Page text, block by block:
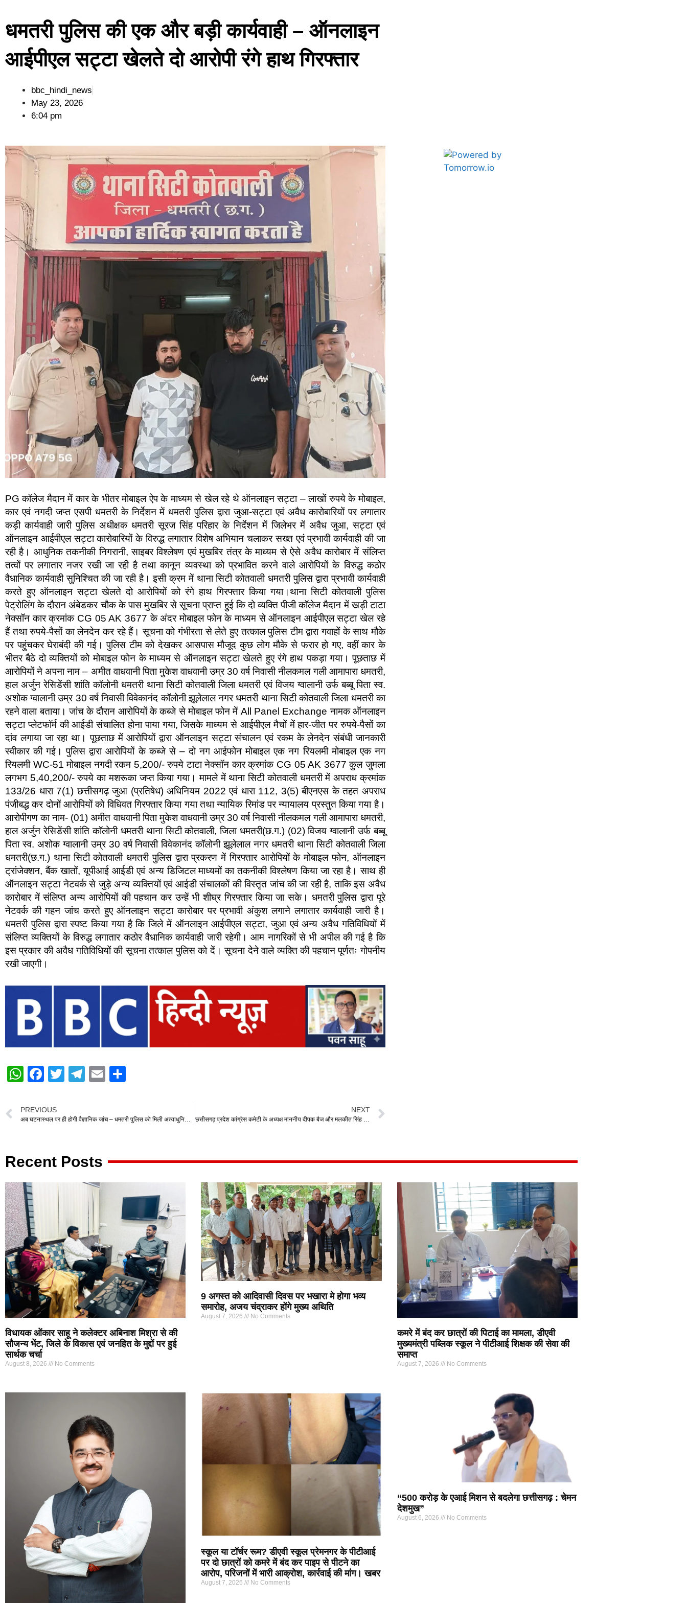
धमतरी पुलिस की एक और बड़ी कार्यवाही – ऑनलाइन
आईपीएल सट्टा खेलते दो आरोपी रंगे हाथ गिरफ्तार
bbc_hindi_news
May 23, 2026
6:04 pm
PG कॉलेज मैदान में कार के भीतर मोबाइल ऐप के माध्यम से खेल रहे थे ऑनलाइन सट्टा – लाखों रुपये के मोबाइल,
कार एवं नगदी जप्त एसपी धमतरी के निर्देशन में धमतरी पुलिस द्वारा जुआ-सट्टा एवं अवैध कारोबारियों पर लगातार
कड़ी कार्यवाही जारी पुलिस अधीक्षक धमतरी सूरज सिंह परिहार के निर्देशन में जिलेभर में अवैध जुआ, सट्टा एवं
ऑनलाइन आईपीएल सट्टा कारोबारियों के विरुद्ध लगातार विशेष अभियान चलाकर सख्त एवं प्रभावी कार्यवाही की जा
रही है। आधुनिक तकनीकी निगरानी, साइबर विश्लेषण एवं मुखबिर तंत्र के माध्यम से ऐसे अवैध कारोबार में संलिप्त
तत्वों पर लगातार नजर रखी जा रही है तथा कानून व्यवस्था को प्रभावित करने वाले आरोपियों के विरुद्ध कठोर
वैधानिक कार्यवाही सुनिश्चित की जा रही है। इसी क्रम में थाना सिटी कोतवाली धमतरी पुलिस द्वारा प्रभावी कार्यवाही
करते हुए ऑनलाइन सट्टा खेलते दो आरोपियों को रंगे हाथ गिरफ्तार किया गया।थाना सिटी कोतवाली पुलिस
पेट्रोलिंग के दौरान अंबेडकर चौक के पास मुखबिर से सूचना प्राप्त हुई कि दो व्यक्ति पीजी कॉलेज मैदान में खड़ी टाटा
नेक्सॉन कार क्रमांक CG 05 AK 3677 के अंदर मोबाइल फोन के माध्यम से ऑनलाइन आईपीएल सट्टा खेल रहे
हैं तथा रुपये-पैसों का लेनदेन कर रहे हैं। सूचना को गंभीरता से लेते हुए तत्काल पुलिस टीम द्वारा गवाहों के साथ मौके
पर पहुंचकर घेराबंदी की गई। पुलिस टीम को देखकर आसपास मौजूद कुछ लोग मौके से फरार हो गए, वहीं कार के
भीतर बैठे दो व्यक्तियों को मोबाइल फोन के माध्यम से ऑनलाइन सट्टा खेलते हुए रंगे हाथ पकड़ा गया। पूछताछ में
आरोपियों ने अपना नाम – अमीत वाधवानी पिता मुकेश वाधवानी उम्र 30 वर्ष निवासी नीलकमल गली आमापारा धमतरी,
हाल अर्जुन रेसिडेंसी शांति कॉलोनी धमतरी थाना सिटी कोतवाली जिला धमतरी एवं विजय ग्वालानी उर्फ बब्बू पिता स्व.
अशोक ग्वालानी उम्र 30 वर्ष निवासी विवेकानंद कॉलोनी झूलेलाल नगर धमतरी थाना सिटी कोतवाली जिला धमतरी का
रहने वाला बताया। जांच के दौरान आरोपियों के कब्जे से मोबाइल फोन में All Panel Exchange नामक ऑनलाइन
सट्टा प्लेटफॉर्म की आईडी संचालित होना पाया गया, जिसके माध्यम से आईपीएल मैचों में हार-जीत पर रुपये-पैसों का
दांव लगाया जा रहा था। पूछताछ में आरोपियों द्वारा ऑनलाइन सट्टा संचालन एवं रकम के लेनदेन संबंधी जानकारी
स्वीकार की गई। पुलिस द्वारा आरोपियों के कब्जे से – दो नग आईफोन मोबाइल एक नग रियलमी मोबाइल एक नग
रियलमी WC-51 मोबाइल नगदी रकम 5,200/- रुपये टाटा नेक्सॉन कार क्रमांक CG 05 AK 3677 कुल जुमला
लगभग 5,40,200/- रुपये का मशरूका जप्त किया गया। मामले में थाना सिटी कोतवाली धमतरी में अपराध क्रमांक
133/26 धारा 7(1) छत्तीसगढ़ जुआ (प्रतिषेध) अधिनियम 2022 एवं धारा 112, 3(5) बीएनएस के तहत अपराध
पंजीबद्ध कर दोनों आरोपियों को विधिवत गिरफ्तार किया गया तथा न्यायिक रिमांड पर न्यायालय प्रस्तुत किया गया है।
आरोपीगण का नाम- (01) अमीत वाधवानी पिता मुकेश वाधवानी उम्र 30 वर्ष निवासी नीलकमल गली आमापारा धमतरी,
हाल अर्जुन रेसिडेंसी शांति कॉलोनी धमतरी थाना सिटी कोतवाली, जिला धमतरी(छ.ग.) (02) विजय ग्वालानी उर्फ बब्बू
पिता स्व. अशोक ग्वालानी उम्र 30 वर्ष निवासी विवेकानंद कॉलोनी झूलेलाल नगर धमतरी थाना सिटी कोतवाली जिला
धमतरी(छ.ग.) थाना सिटी कोतवाली धमतरी पुलिस द्वारा प्रकरण में गिरफ्तार आरोपियों के मोबाइल फोन, ऑनलाइन
ट्रांजेक्शन, बैंक खातों, यूपीआई आईडी एवं अन्य डिजिटल माध्यमों का तकनीकी विश्लेषण किया जा रहा है। साथ ही
ऑनलाइन सट्टा नेटवर्क से जुड़े अन्य व्यक्तियों एवं आईडी संचालकों की विस्तृत जांच की जा रही है, ताकि इस अवैध
कारोबार में संलिप्त अन्य आरोपियों की पहचान कर उन्हें भी शीघ्र गिरफ्तार किया जा सके। धमतरी पुलिस द्वारा पूरे
नेटवर्क की गहन जांच करते हुए ऑनलाइन सट्टा कारोबार पर प्रभावी अंकुश लगाने लगातार कार्यवाही जारी है।
धमतरी पुलिस द्वारा स्पष्ट किया गया है कि जिले में ऑनलाइन आईपीएल सट्टा, जुआ एवं अन्य अवैध गतिविधियों में
संलिप्त व्यक्तियों के विरुद्ध लगातार कठोर वैधानिक कार्यवाही जारी रहेगी। आम नागरिकों से भी अपील की गई है कि
इस प्रकार की अवैध गतिविधियों की सूचना तत्काल पुलिस को दें। सूचना देने वाले व्यक्ति की पहचान पूर्णतः गोपनीय
रखी जाएगी।
W
at
s
p
p
F
c
e
o
o
T
er
T
gr
m
E
e
PREVIOUS NEXT
Recent Posts
विधायक ओंकार साहू ने कलेक्टर अबिनाश मिश्रा से की
सौजन्य भेंट, जिले के विकास एवं जनहित के मुद्दों पर हुई
सार्थक चर्चा
August 8, 2026 No Comments
9 अगस्त को आदिवासी दिवस पर भखारा मे होगा भव्य
समारोह, अजय चंद्राकर होंगे मुख्य अथिति
August 7, 2026 No Comments
कमरे में बंद कर छात्रों की पिटाई का मामला, डीएवी
मुख्यमंत्री पब्लिक स्कूल ने पीटीआई शिक्षक की सेवा की
समाप्त
August 7, 2026 No Comments
स्कूल या टॉर्चर रूम? डीएवी स्कूल प्रेमनगर के पीटीआई
पर दो छात्रों को कमरे में बंद कर पाइप से पीटने का
आरोप, परिजनों में भारी आक्रोश, कार्रवाई की मांग। खबर
August 7, 2026 No Comments
“500 करोड़ के एआई मिशन से बदलेगा छत्तीसगढ़ : चेमन
देशमुख”
August 6, 2026 No Comments